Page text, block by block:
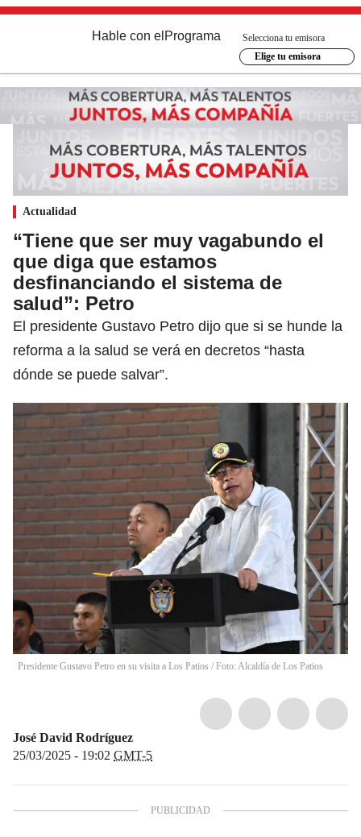
Hable con el Programa
Selecciona tu emisora
Elige tu emisora
Actualidad
“Tiene que ser muy vagabundo el
que diga que estamos
desfinanciando el sistema de
salud”: Petro
El presidente Gustavo Petro dijo que si se hunde la
reforma a la salud se verá en decretos “hasta
dónde se puede salvar”.
Presidente Gustavo Petro en su visita a Los Patios / Foto: Alcaldía de Los Patios
José David Rodríguez
25/03/2025 - 19:02 GMT-5